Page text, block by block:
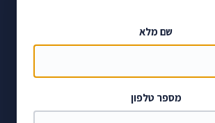
שם מלא
מספר טלפון